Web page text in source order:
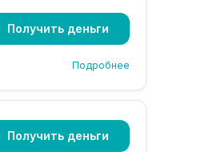
Получить деньги
Подробнее
Получить деньги